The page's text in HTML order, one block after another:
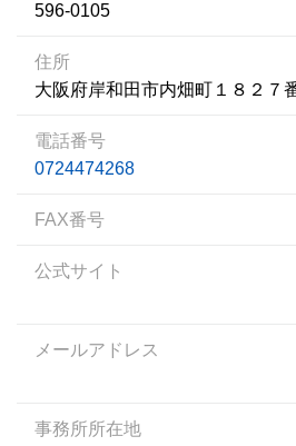
596-0105
住所
大阪府岸和田市内畑町１８２７
電話番号
0724474268
FAX番号
公式サイト
メールアドレス
事務所所在地